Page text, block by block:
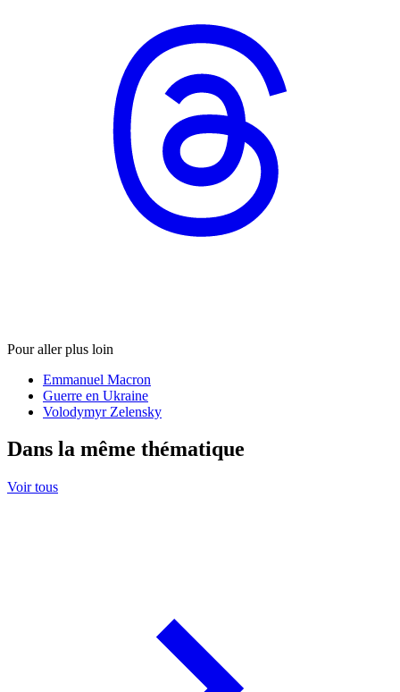
Pour aller plus loin
Emmanuel Macron
Guerre en Ukraine
Volodymyr Zelensky
Dans la même thématique
Voir tous